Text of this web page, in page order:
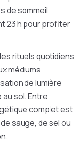
de sommeil
23 h pour profiter
rituels quotidiens
médiums
de lumière
sol. Entre
complet est
sauge, de sel ou